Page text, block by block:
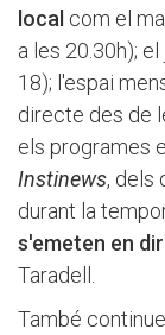
local com el
a les 20.30h); el
18); l'espai
directe des de
els programes
Instinews, dels
durant la
s'emeten en
Taradell.
També